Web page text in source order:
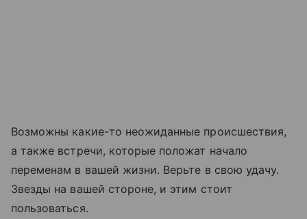
Возможны какие-то неожиданные происшествия,
а также встречи, которые положат начало
переменам в вашей жизни. Верьте в свою удачу.
Звезды на вашей стороне, и этим стоит
пользоваться.